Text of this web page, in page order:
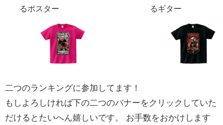
るポスター
るギター
二つのランキングに参加してます！
もしよろしければ下の二つのバナーをクリックしていた
だけるとたいへん嬉しいです。 お手数をおかけします